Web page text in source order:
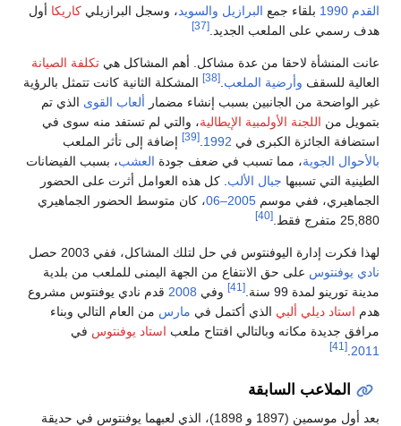
بلقاء جمعالبرازيل والسويد، وسجل البرازيليكاريكا أول
رسمي على الملعب الجديد.[37]
المنشأة لاحقا من عدة مشاكل. أهم المشاكل هي تكلفة الصيانة
للسقفوأرضية الملعب.
المشكلة الثانية كانت تتمثل بالرؤية
الواضحة من الجانبين بسبب إنشاء مضمارألعاب القوى الذي تم
من اللجنة الأولمبية الإيطالية، والتي لم تستفد منه سوى في
الجائزة الكبرى في1992
.
[39]
إضافة إلى تأثر الملعب
الجوية، مما تسبب في ضعف جودة العشب، بسبب الفيضانات
التي تسببهاجبال الألب . كل هذه العوامل أثرت على الحضور
ففي موسم2005–06
، كان متوسط الحضور الجماهيري
متفرج فقط.
فكرت إدارة اليوفنتوس في حل لتلك المشاكل، ففي 2003 حصل
يوفنتوسعلى حق الانتفاع من الجهة اليمنى للملعب من بلدية
تورينو لمدة 99 سنة.
[41] وفي 2008 قدم نادي يوفنتوس مشروع
استاد ديلي ألبي الذي أكتمل في مارسمن العام التالي وبناء
جديدة مكانه وبالتالي افتتاح ملعباستاد يوفنتوسفي
[41]
الملاعب السابقة
بعد أول موسمين (1897 و 1898)، الذي لعبهما يوفنتوس في حديقة